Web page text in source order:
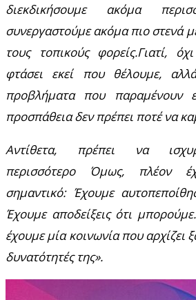
διεκδικήσουμε ακόμα
συνεργαστούμε ακόμα πιο στενά
τους τοπικούς φορείς.Γιατί,
φτάσει εκεί που θέλουμε,
προβλήματα που παραμένουν
προσπάθεια δεν πρέπει ποτέ να
Αντίθετα, πρέπει να
περισσότερο Όμως, πλέον
σημαντικό: Έχουμε
Έχουμε αποδείξεις ότι
έχουμε μία κοινωνία που αρχίζει
δυνατότητές της».